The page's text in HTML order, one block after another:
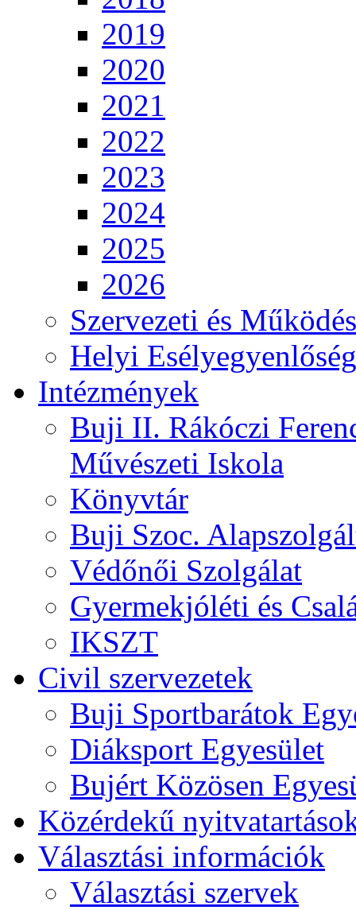
2019
2020
2021
2022
2023
2024
2025
2026
Szervezeti és
Helyi
Intézmények
Buji II. Rákóczi
Művészeti Iskola
Könyvtár
Buji Szoc.
Védőnői Szolgálat
Gyermekjóléti és
IKSZT
Civil szervezetek
Buji Sportbarátok
Diáksport Egyesület
Bujért Közösen
Közérdekű
Választási információk
Választási szervek